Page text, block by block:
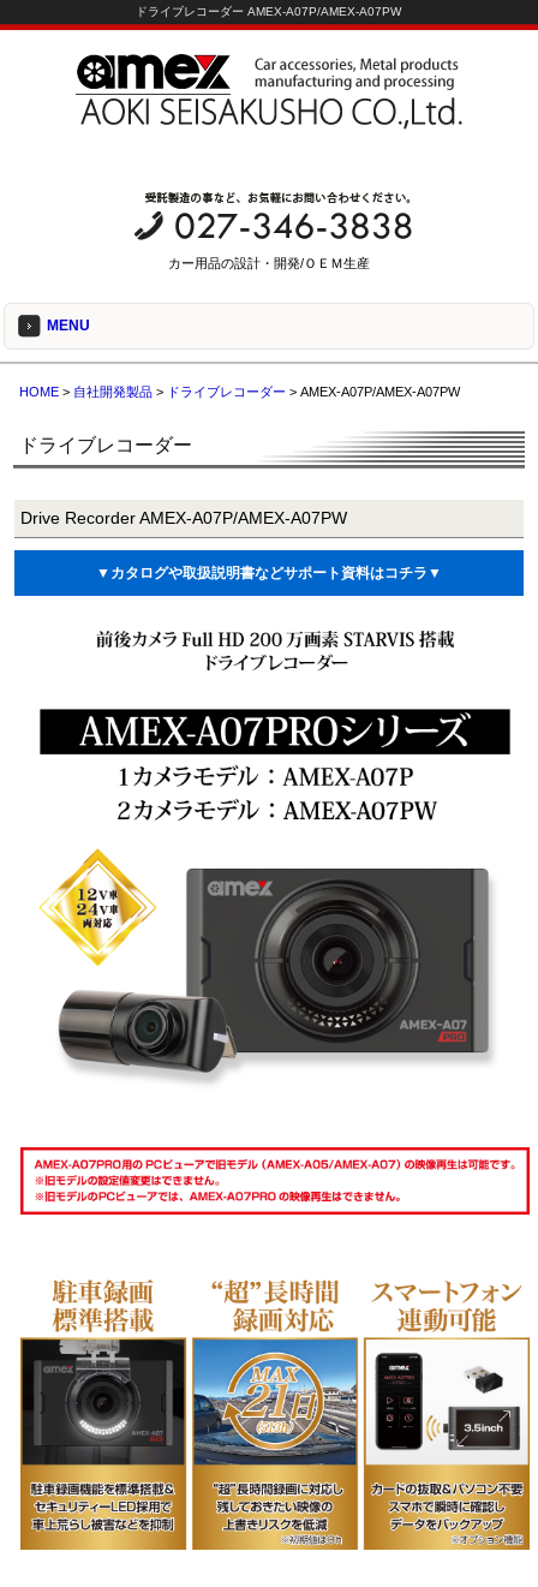
ドライブレコーダー AMEX-A07P/AMEX-A07PW
カー用品の設計・開発/ＯＥＭ生産
MENU
HOME > 自社開発製品 > ドライブレコーダー > AMEX-A07P/AMEX-A07PW
ドライブレコーダー
Drive Recorder AMEX-A07P/AMEX-A07PW
▼カタログや取扱説明書などサポート資料はコチラ▼